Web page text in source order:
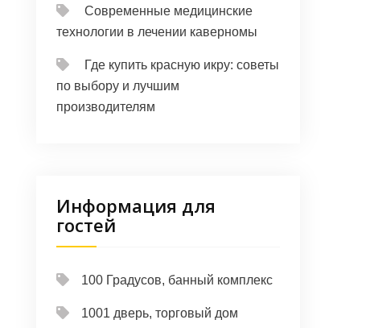
Современные медицинские
технологии в лечении каверномы
Где купить красную икру: советы
по выбору и лучшим
производителям
Информация для
гостей
100 Градусов, банный комплекс
1001 дверь, торговый дом